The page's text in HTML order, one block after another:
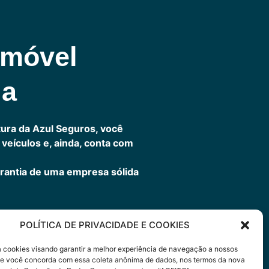
POLÍTICA DE PRIVACIDADE E COOKIES
cookies visando garantir a melhor experiência de navegação a nossos
você concorda com essa coleta anônima de dados, nos termos da nova
da Azul Seguros, você
e, ainda, conta com
de uma empresa sólida